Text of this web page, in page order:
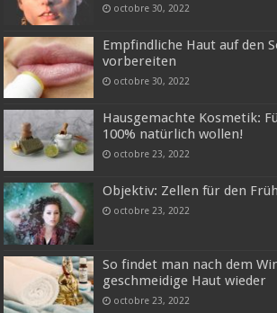
octobre 30, 2022
Empfindliche Haut auf den
vorbereiten
octobre 30, 2022
Hausgemachte Kosmetik:
100% natürlich wollen!
octobre 23, 2022
Objektiv: Zellen für den
octobre 23, 2022
So findet man nach dem
geschmeidige Haut wieder
octobre 23, 2022